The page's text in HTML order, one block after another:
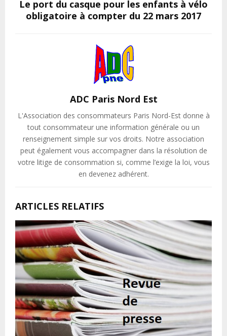
Le port du casque pour les enfants à vélo
obligatoire à compter du 22 mars 2017
ADC Paris Nord Est
L'Association des consommateurs Paris Nord-Est donne à
tout consommateur une information générale ou un
renseignement simple sur vos droits. Notre association
peut également vous accompagner dans la résolution de
votre litige de consommation si, comme l’exige la loi, vous
en devenez adhérent.
ARTICLES RELATIFS